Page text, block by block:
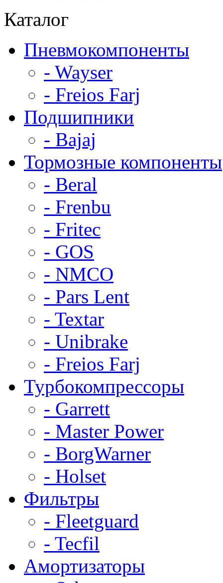
Каталог
Пневмокомпоненты
- Wayser
- Freios Farj
Подшипники
- Bajaj
Тормозные компоненты
- Beral
- Frenbu
- Fritec
- GOS
- NMCO
- Pars Lent
- Textar
- Unibrake
- Freios Farj
Турбокомпрессоры
- Garrett
- Master Power
- BorgWarner
- Holset
Фильтры
- Fleetguard
- Tecfil
Амортизаторы